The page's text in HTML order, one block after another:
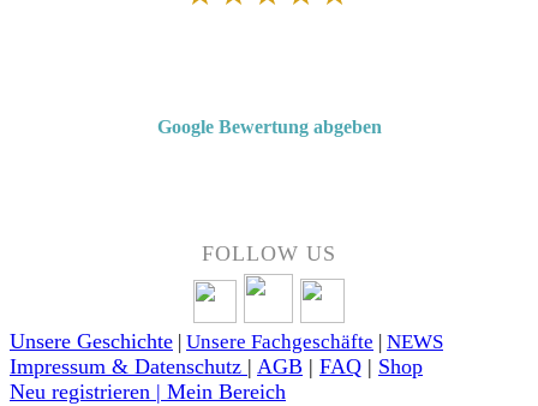
Google Bewertung abgeben
FOLLOW US
Unsere Geschichte Unsere Fachgeschäfte NEWS
Impressum & Datenschutz | AGB | FAQ | Shop
Neu registrieren | Mein Bereich